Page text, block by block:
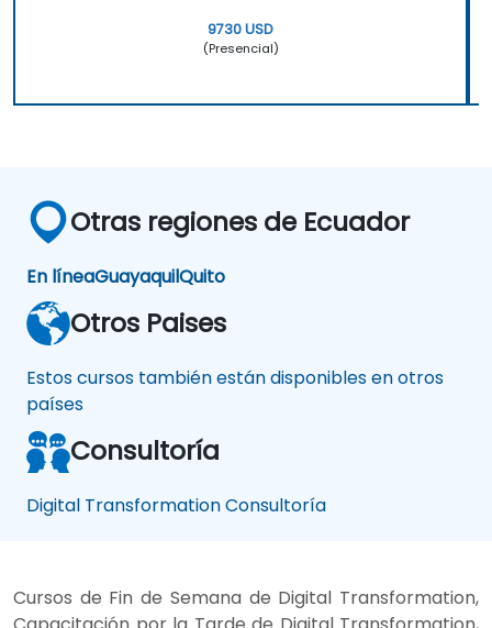
9730 USD
(Presencial)
Otras regiones de Ecuador
En líneaGuayaquilQuito
Otros Paises
Estos cursos también están disponibles en otros
países
Consultoría
Digital Transformation Consultoría
Cursos de Fin de Semana de Digital Transformation,